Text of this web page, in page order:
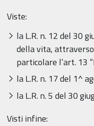
Viste:
la L.R. n. 12 del 30
della vita,
particolare l’art. 13
la L.R. n. 17 del 1^
la L.R. n. 5 del 30
Visti infine: